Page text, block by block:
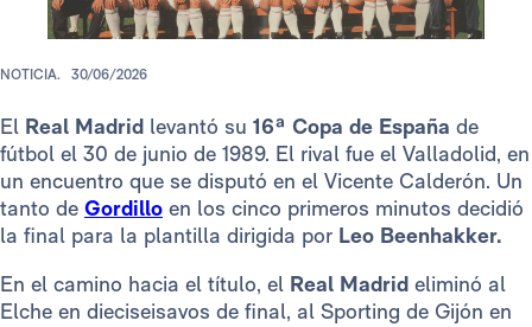
NOTICIA. 30/06/2026
El Real Madrid levantó su 16ª Copa de España de
fútbol el 30 de junio de 1989. El rival fue el Valladolid, en
un encuentro que se disputó en el Vicente Calderón. Un
tanto de Gordillo en los cinco primeros minutos decidió
la final para la plantilla dirigida por Leo Beenhakker.
En el camino hacia el título, el Real Madrid eliminó al
Elche en dieciseisavos de final, al Sporting de Gijón en